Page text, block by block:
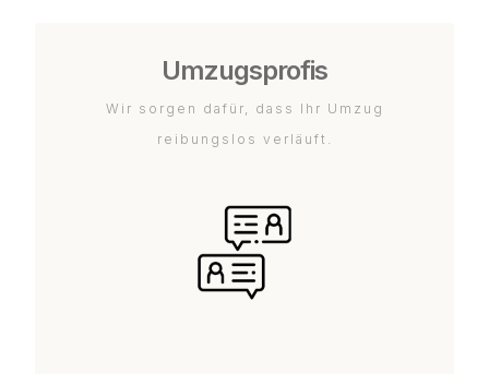
Umzugsprofis
Wir sorgen dafür, dass Ihr Umzug
reibungslos verläuft.